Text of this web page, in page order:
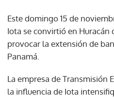
Este domingo 15 de
Iota se convirtió en Huracán
provocar la extensión de
Panamá.
La empresa de Transmisión
la influencia de Iota